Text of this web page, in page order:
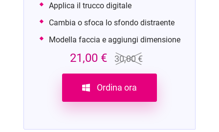
Applica il trucco digitale
Cambia o sfoca lo sfondo distraente
Modella faccia e aggiungi dimensione
21,00 € 30,00 €
Ordina ora